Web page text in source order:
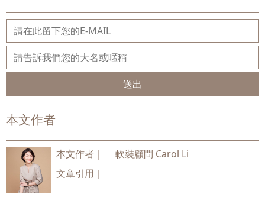
送出
本文作者
本文作者｜
軟裝顧問 Carol Li
文章引用｜